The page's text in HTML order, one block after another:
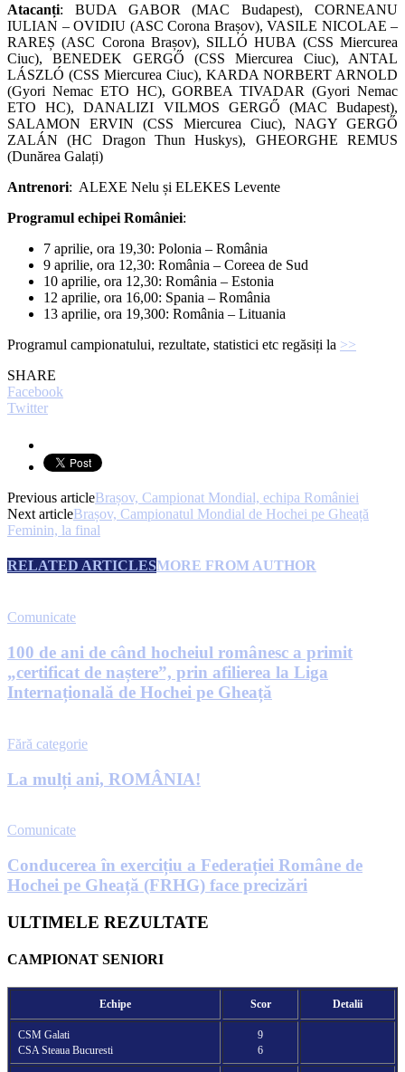
Atacanți: BUDA GABOR (MAC Budapest), CORNEANU
IULIAN – OVIDIU (ASC Corona Brașov), VASILE NICOLAE –
RAREȘ (ASC Corona Brașov), SILLÓ HUBA (CSS Miercurea
Ciuc), BENEDEK GERGŐ (CSS Miercurea Ciuc), ANTAL
LÁSZLÓ (CSS Miercurea Ciuc), KARDA NORBERT ARNOLD
(Gyori Nemac ETO HC), GORBEA TIVADAR (Gyori Nemac
ETO HC), DANALIZI VILMOS GERGŐ (MAC Budapest),
SALAMON ERVIN (CSS Miercurea Ciuc), NAGY GERGŐ
ZALÁN (HC Dragon Thun Huskys), GHEORGHE REMUS
(Dunărea Galați)
Antrenori: ALEXE Nelu și ELEKES Levente
Programul echipei României:
7 aprilie, ora 19,30: Polonia – România
9 aprilie, ora 12,30: România – Coreea de Sud
10 aprilie, ora 12,30: România – Estonia
12 aprilie, ora 16,00: Spania – România
13 aprilie, ora 19,300: România – Lituania
Programul campionatului, rezultate, statistici etc regăsiți la >>
SHARE
Facebook
Twitter
Previous articleBrașov, Campionat Mondial, echipa României
Next articleBrașov, Campionatul Mondial de Hochei pe Gheață
Feminin, la final
RELATED ARTICLESMORE FROM AUTHOR
Comunicate
100 de ani de când hocheiul românesc a primit
„certificat de naștere”, prin afilierea la Liga
Internațională de Hochei pe Gheață
Fără categorie
La mulți ani, ROMÂNIA!
Comunicate
Conducerea în exercițiu a Federației Române de
Hochei pe Gheață (FRHG) face precizări
ULTIMELE REZULTATE
CAMPIONAT SENIORI
Echipe Scor Detalii
CSM Galati
CSA Steaua Bucuresti
9
6